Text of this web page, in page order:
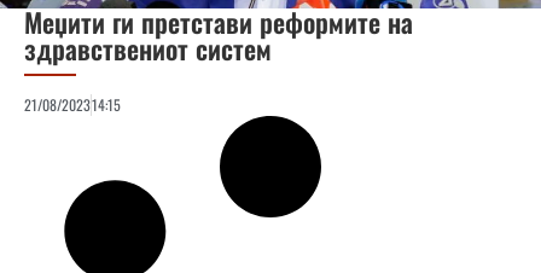
Меџити ги претстави реформите на
здравствениот систем
21/08/202314:15